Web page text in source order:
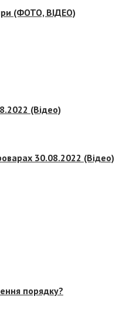
(ФОТО, ВІДЕО)
(Відео)
30.08.2022 (Відео)
порядку?